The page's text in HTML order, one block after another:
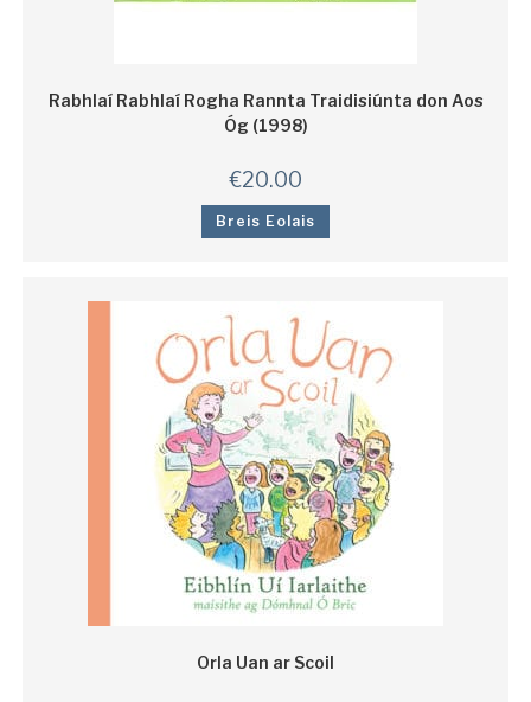
Rabhlaí Rabhlaí Rogha Rannta Traidisiúnta don Aos
Óg (1998)
€20.00
Breis Eolais
Orla Uan ar Scoil